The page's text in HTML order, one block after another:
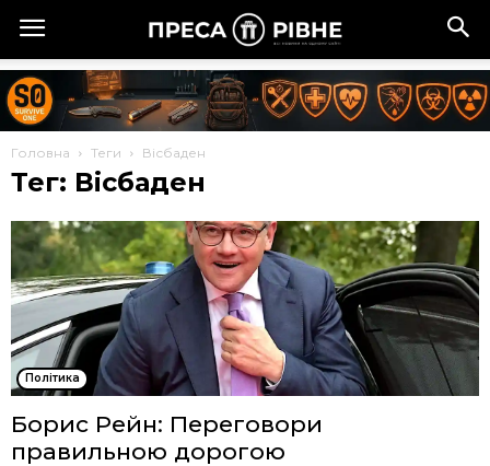
Головна Теги Вісбаден
Тег: Вісбаден
Політика
Борис Рейн: Переговори
правильною дорогою